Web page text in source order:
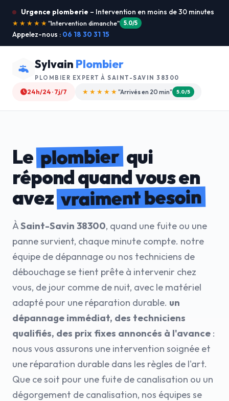
Urgence plomberie – Intervention en moins de 30 minutes
★★★★★"Je recommande !" 4.9/5
Appelez-nous : 06 18 30 31 15
Sylvain Plombier
PLOMBIER EXPERT À SAINT-SAVIN 38300
24h/24 · 7j/7 ★★★★☆ "Devis gratuit" 4.8/5
Leplombierqui
répond quand vous en
avezvraiment besoin
ÀSaint-Savin 38300, quand une fuite ou une
panne survient, chaque minute compte. notre
équipe de dépannage ou nos techniciens de
débouchage se tient prête à intervenir chez
vous, de jour comme de nuit, avec le matériel
adapté pour une réparation durable. un
dépannage immédiat, des techniciens
qualifiés, des prix fixes annoncés à l'avance :
nous vous assurons une intervention soignée et
une réparation durable dans les règles de l'art.
Que ce soit pour une fuite de canalisation ou un
dégorgement de canalisation, nos équipes se